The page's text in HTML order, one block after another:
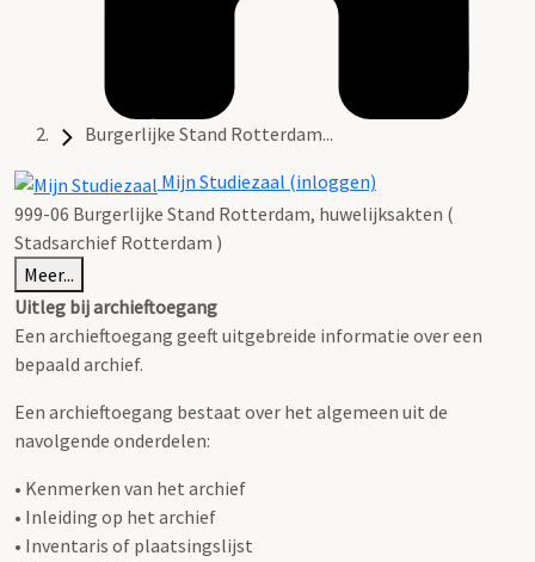
Burgerlijke Stand Rotterdam...
Mijn Studiezaal (inloggen)
999-06 Burgerlijke Stand Rotterdam, huwelijksakten (
Stadsarchief Rotterdam )
Meer...
Uitleg bij archieftoegang
Een archieftoegang geeft uitgebreide informatie over een
bepaald archief.
Een archieftoegang bestaat over het algemeen uit de
navolgende onderdelen:
• Kenmerken van het archief
• Inleiding op het archief
• Inventaris of plaatsingslijst